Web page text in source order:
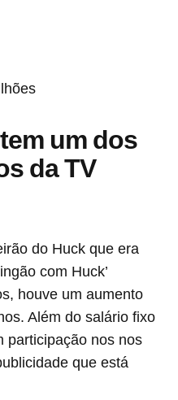
um dos
da TV
do Huck que era
com Huck’
houve um aumento
Além do salário fixo
participação nos nos
que está